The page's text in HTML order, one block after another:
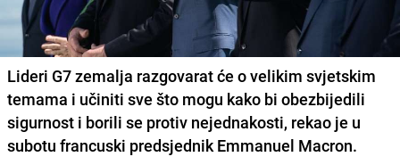
Lideri G7 zemalja razgovarat će o velikim svjetskim
temama i učiniti sve što mogu kako bi obezbijedili
sigurnost i borili se protiv nejednakosti, rekao je u
subotu francuski predsjednik Emmanuel Macron.